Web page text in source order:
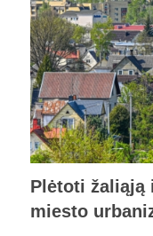
Plėtoti žaliąją
miesto